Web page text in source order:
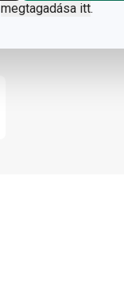
megtagadása itt.